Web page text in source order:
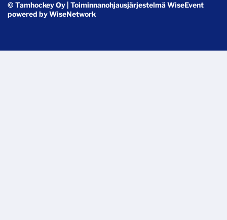
© Tamhockey Oy | ToiminnanohjausjärjestelmäWiseEvent
powered byWiseNetwork